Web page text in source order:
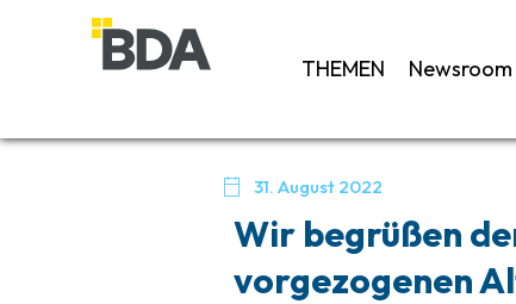
THEMEN Newsroom
 31. August 2022
Wir begrüßen
vorgezogenen